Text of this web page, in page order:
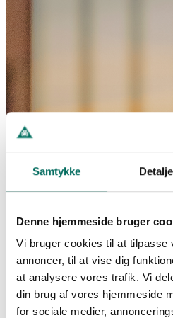
Samtykke
Denne hjemmeside bruger
Vi bruger cookies til at tilpasse
annoncer, til at vise dig
at analysere vores trafik. Vi
din brug af vores hjemmeside
for sociale medier,